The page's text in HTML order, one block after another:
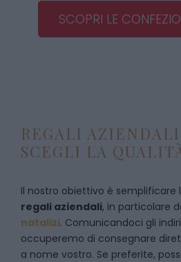
SCOPRI LE
REGALI
SCEGLI LA
Il nostro obiettivo è semplificare
regali aziendali, in particolare
natalizi. Comunicandoci gli
occuperemo di consegnare
a nome vostro. Se preferite,